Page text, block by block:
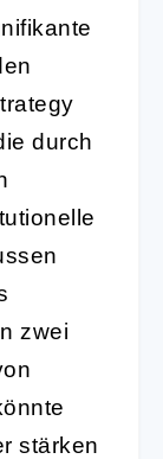
durch
zwei
stärken